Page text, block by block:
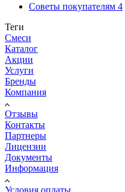
Советы покупателям 4
Теги
Смеси
Каталог
Акции
Услуги
Бренды
Компания
Отзывы
Контакты
Партнеры
Лицензии
Документы
Информация
Условия оплаты